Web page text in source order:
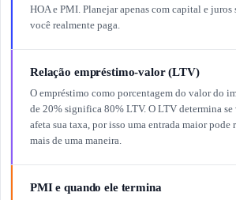
HOA e PMI. Planejar apenas com capital e juros
você realmente paga.
Relação empréstimo-valor (LTV)
O empréstimo como porcentagem do valor do
de 20% significa 80% LTV. O LTV determina se
afeta sua taxa, por isso uma entrada maior pode
mais de uma maneira.
PMI e quando ele termina